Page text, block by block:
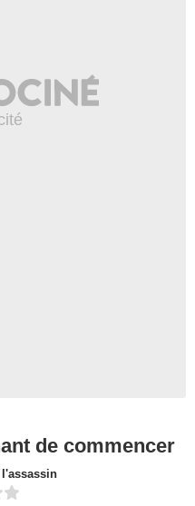
de commencer
l'assassin